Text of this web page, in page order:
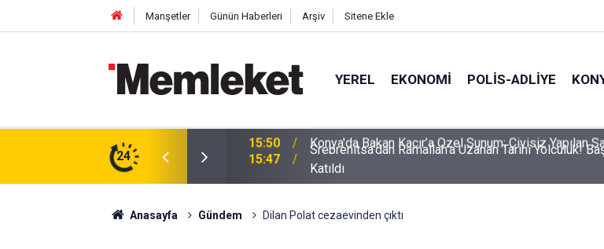
Manşetler Günün Haberleri Arşiv Sitene Ekle
YEREL EKONOMI POLİS-ADLİYE
24
Çivisiz Yapılan Sanat Eseri Hayran Bıraktı 15:47
Srebrenitsa'dan Ramallah'a Uzanan Tarihi Yolculuk!
Katıldı
Anasayfa Gündem Dilan Polat cezaevinden çıktı